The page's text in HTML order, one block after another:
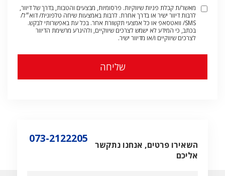
מאשר/ת קבלת פניות שיווקיות. פרסומיות, מבצעים והטבות, בדרך של דיוור,
לרבות דיוור ישיר או בדרך אחרת. לרבות באמצעות שיחה טלפונית/ דוא״ל/
SMS/ וואטסאפ או כל אמצעי תקשורת אחר. בכל עת באפשרותי לבקש.
בכתב, כי המידע לא ישמש לצרכים שיווקיים, ולהיגרע מרשימת הדיוור
לצרכים שיווקיים ו/או מדיוור ישיר.
073-2122205
השאירו פרטים, אנחנו נתקשר
אליכם